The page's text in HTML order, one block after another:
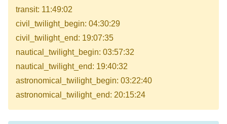
transit: 11:49:02
civil_twilight_begin: 04:30:29
civil_twilight_end: 19:07:35
nautical_twilight_begin: 03:57:32
nautical_twilight_end: 19:40:32
astronomical_twilight_begin: 03:22:40
astronomical_twilight_end: 20:15:24